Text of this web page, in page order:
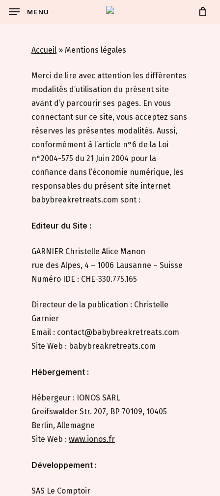
Skip
MENU
Accueil » Mentions légales
Merci de lire avec attention les différentes
modalités d’utilisation du présent site
avant d’y parcourir ses pages. En vous
connectant sur ce site, vous acceptez sans
réserves les présentes modalités. Aussi,
conformément à l’article n°6 de la Loi
n°2004-575 du 21 Juin 2004 pour la
confiance dans l’économie numérique, les
responsables du présent site internet
babybreakretreats.com sont :
Editeur du Site :
GARNIER Christelle Alice Manon
rue des Alpes, 4 – 1006 Lausanne – Suisse
Numéro IDE : CHE-330.775.165
Directeur de la publication : Christelle
Garnier
Email : contact@babybreakretreats.com
Site Web : babybreakretreats.com
Hébergement :
Hébergeur : IONOS SARL
Greifswalder Str. 207, BP 70109, 10405
Berlin, Allemagne
Site Web : www.ionos.fr
Développement :
SAS Le Comptoir